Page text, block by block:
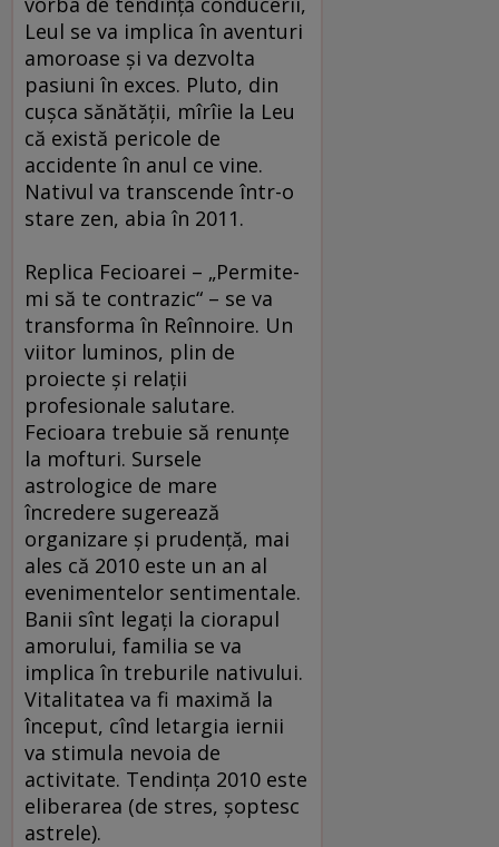
Leul se va implica în aventuri
amoroase şi va dezvolta
pasiuni în exces. Pluto, din
cuşca sănătăţii, mîrîie la Leu
că există pericole de
accidente în anul ce vine.
Nativul va transcende într-o
stare zen, abia în 2011.
Replica Fecioarei – „Permite-
mi să te contrazic“ – se va
transforma în Reînnoire. Un
viitor luminos, plin de
proiecte şi relaţii
profesionale salutare.
Fecioara trebuie să renunţe
la mofturi. Sursele
astrologice de mare
încredere sugerează
organizare şi prudenţă, mai
ales că 2010 este un an al
evenimentelor sentimentale.
Banii sînt legaţi la ciorapul
amorului, familia se va
implica în treburile nativului.
Vitalitatea va fi maximă la
început, cînd letargia iernii
va stimula nevoia de
activitate. Tendinţa 2010 este
eliberarea (de stres, şoptesc
astrele).